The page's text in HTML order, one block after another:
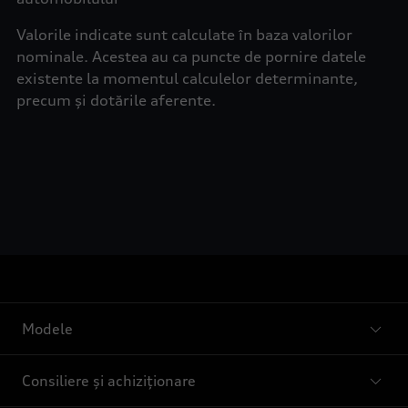
Valorile indicate sunt calculate în baza valorilor
nominale. Acestea au ca puncte de pornire datele
existente la momentul calculelor determinante,
precum și dotările aferente.
Modele
Consiliere și achiziționare